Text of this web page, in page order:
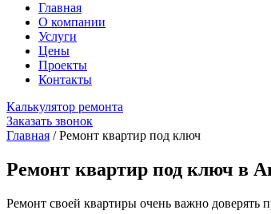
Главная
О компании
Услуги
Цены
Проекты
Контакты
Калькулятор ремонта
Заказать звонок
Главная / Ремонт квартир под ключ
Ремонт квартир под ключ в
Ремонт своей квартиры очень важно доверять